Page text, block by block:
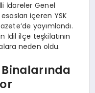
İdareler Genel
içeren YSK
yayımlandı.
İdil ilçe teşkilatının
neden oldu.